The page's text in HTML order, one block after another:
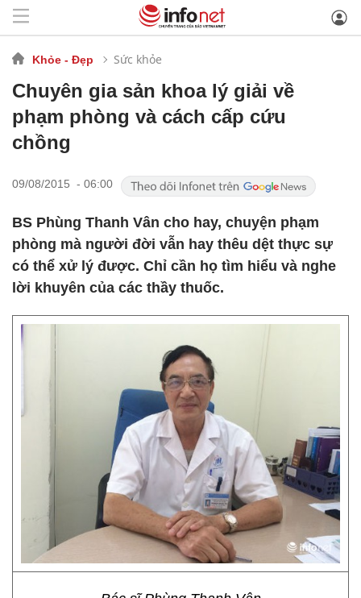
Khỏe - Đẹp Sức khỏe
Chuyên gia sản khoa lý giải về
phạm phòng và cách cấp cứu
chồng
09/08/2015 - 06:00
BS Phùng Thanh Vân cho hay, chuyện phạm
phòng mà người đời vẫn hay thêu dệt thực sự
có thể xử lý được. Chỉ cần họ tìm hiểu và nghe
lời khuyên của các thầy thuốc.